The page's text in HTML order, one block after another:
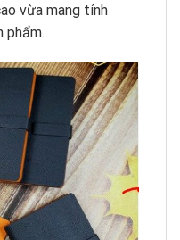
vừa mang tính
phẩm.